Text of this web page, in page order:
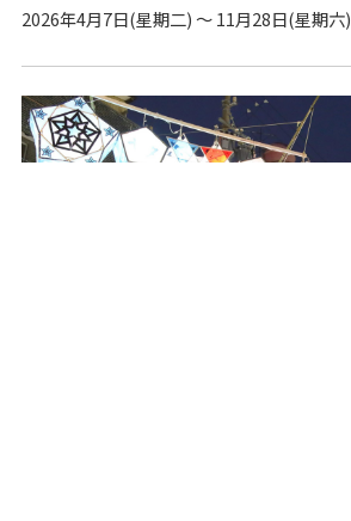
2026年4月7日(星期二) ～ 11月28日(星期六)